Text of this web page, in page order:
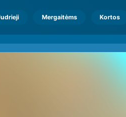
Mergaitėms Kortos